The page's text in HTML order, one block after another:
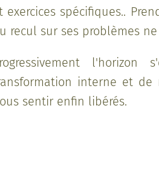
exercices spécifiques..
recul sur ses problèmes
interne et
sentir enfin libérés.